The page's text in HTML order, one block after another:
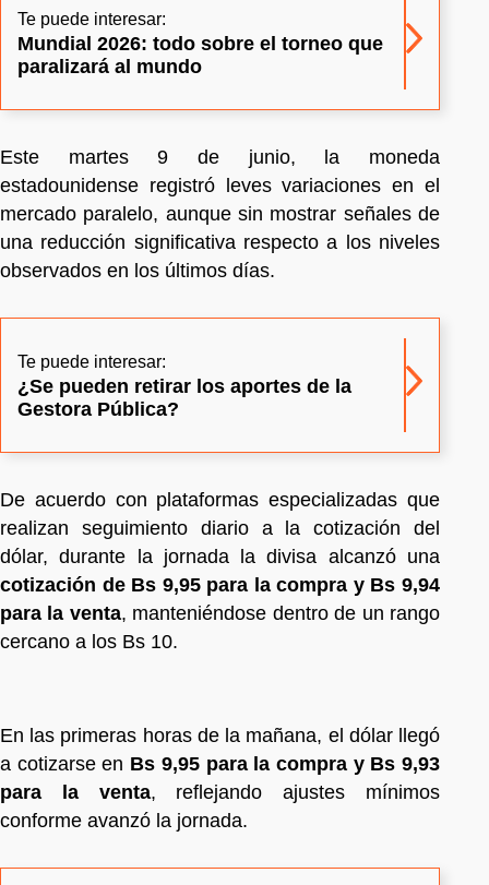
Te puede interesar:
Mundial 2026: todo sobre el torneo que
paralizará al mundo
Este martes 9 de junio, la moneda
estadounidense registró leves variaciones en el
mercado paralelo, aunque sin mostrar señales de
una reducción significativa respecto a los niveles
observados en los últimos días.
Te puede interesar:
¿Se pueden retirar los aportes de la
Gestora Pública?
De acuerdo con plataformas especializadas que
realizan seguimiento diario a la cotización del
dólar, durante la jornada la divisa alcanzó una
cotización de Bs 9,95 para la compra y Bs 9,94
para la venta, manteniéndose dentro de un rango
cercano a los Bs 10.
En las primeras horas de la mañana, el dólar llegó
a cotizarse en Bs 9,95 para la compra y Bs 9,93
para la venta, reflejando ajustes mínimos
conforme avanzó la jornada.